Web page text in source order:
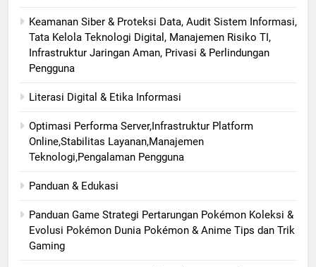
Keamanan Siber & Proteksi Data, Audit Sistem Informasi,
Tata Kelola Teknologi Digital, Manajemen Risiko TI,
Infrastruktur Jaringan Aman, Privasi & Perlindungan
Pengguna
Literasi Digital & Etika Informasi
Optimasi Performa Server,Infrastruktur Platform
Online,Stabilitas Layanan,Manajemen
Teknologi,Pengalaman Pengguna
Panduan & Edukasi
Panduan Game Strategi Pertarungan Pokémon Koleksi &
Evolusi Pokémon Dunia Pokémon & Anime Tips dan Trik
Gaming